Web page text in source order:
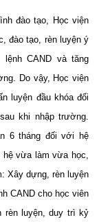
đào tạo, Học viện
đào tạo, rèn luyện ý
CAND và tăng
Do vậy, Học viện
luyện đầu khóa đối
saukhi nhập trường
6 tháng đối với hệ
vừa làm vừa học,
Xây dựng, rèn luyện
CAND cho học viên
rèn luyện, duy trì kỷ